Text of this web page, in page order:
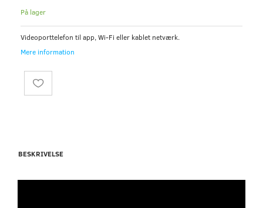
På lager
Videoporttelefon til app, Wi-Fi eller kablet netværk.
Mere information
BESKRIVELSE